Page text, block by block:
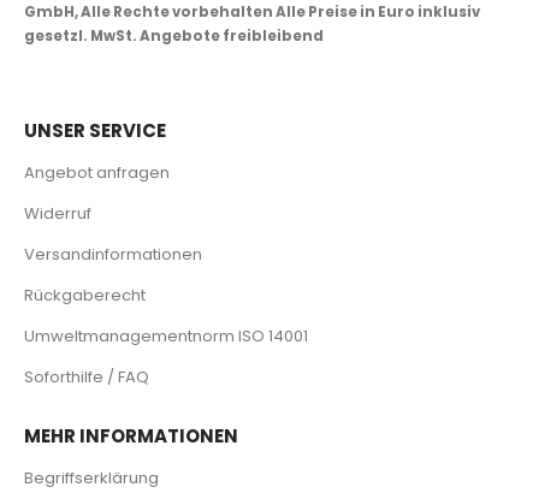
GmbH, Alle Rechte vorbehalten Alle Preise in Euro inklusiv
gesetzl. MwSt. Angebote freibleibend
UNSER SERVICE
Angebot anfragen
Widerruf
Versandinformationen
Rückgaberecht
Umweltmanagementnorm ISO 14001
Soforthilfe / FAQ
MEHR INFORMATIONEN
Begriffserklärung